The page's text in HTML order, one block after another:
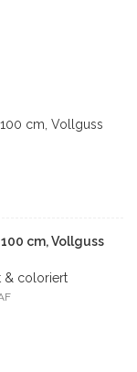
cm, Vollguss
& coloriert